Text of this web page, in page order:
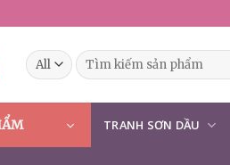
Tìm
kiếm:
TRANH SƠN DẦU